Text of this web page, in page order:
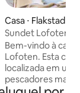
Casa ⋅ Flakstad
Sundet Lofoten -
Bem-vindo à
Lofoten. Esta casa de 6 quartos está
localizada em
pescadores mais
casa fica perto